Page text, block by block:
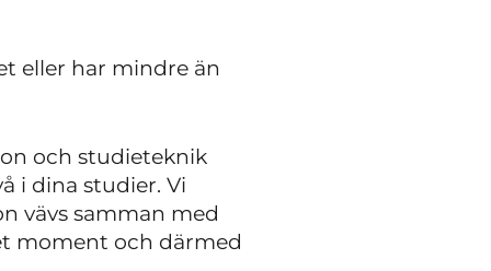
eller har mindre än
och studieteknik
i dina studier. Vi
vävs samman med
moment och därmed